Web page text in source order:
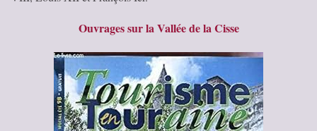
Ouvrages sur la Vallée de la Cisse